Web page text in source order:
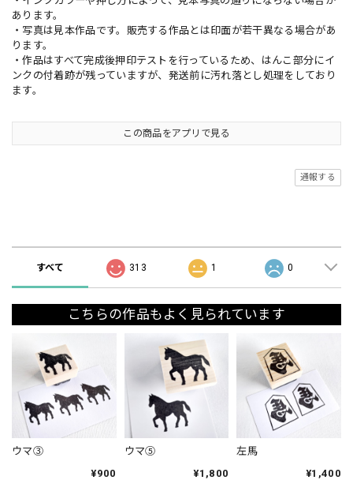
あります。
・写真は見本作品です。販売する作品とは印面が若干異なる場合があ
ります。
・作品はすべて完成後押印テストを行っているため、はんこ部分にイ
ンクの付着跡が残っていますが、発送前に汚れ落とし処理をしており
ます。
この商品をアプリで見る
通報する
すべて 313 1 0
こちらの作品もよく見られています
ウマ③
¥900
ウマ⑤
¥1,800
左馬
¥1,400